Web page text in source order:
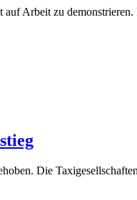
Arbeit zu
Die